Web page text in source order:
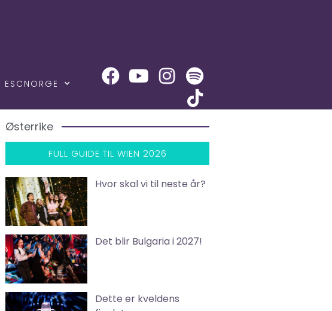
ESCNORGE
Østerrike
FULL GUIDE TIL WIEN 2026
Hvor skal vi til neste år?
Det blir Bulgaria i 2027!
Dette er kveldens